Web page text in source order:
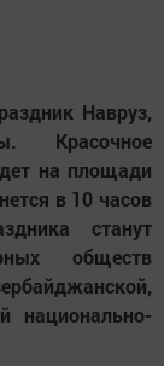
Навруз,
Красочное
на площади
в 10 часов
станут
обществ
национально-